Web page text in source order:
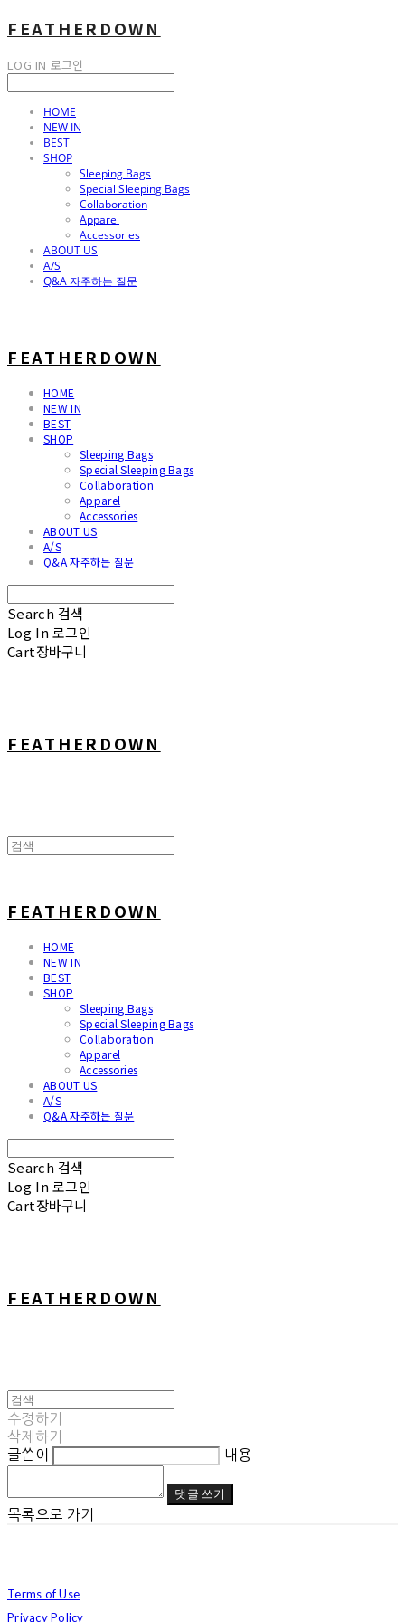
FEATHERDOWN
LOG IN 로그인
HOME
NEW IN
BEST
SHOP
Sleeping Bags
Special Sleeping Bags
Collaboration
Apparel
Accessories
ABOUT US
A/S
Q&A 자주하는 질문
FEATHERDOWN
HOME
NEW IN
BEST
SHOP
Sleeping Bags
Special Sleeping Bags
Collaboration
Apparel
Accessories
ABOUT US
A/S
Q&A 자주하는 질문
Search 검색
Log In 로그인
Cart장바구니
FEATHERDOWN
FEATHERDOWN
HOME
NEW IN
BEST
SHOP
Sleeping Bags
Special Sleeping Bags
Collaboration
Apparel
Accessories
ABOUT US
A/S
Q&A 자주하는 질문
Search 검색
Log In 로그인
Cart장바구니
FEATHERDOWN
수정하기
삭제하기
글쓴이
내용
댓글 쓰기
목록으로 가기
Terms of Use
Privacy Policy